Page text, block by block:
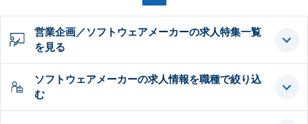
営業企画／ソフトウェアメーカーの求人特集一覧
を見る
ソフトウェアメーカーの求人情報を職種で絞り込
む